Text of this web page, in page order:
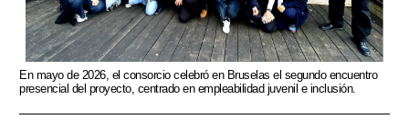
En mayo de 2026, el consorcio celebró en Bruselas el segundo encuentro
presencial del proyecto, centrado en empleabilidad juvenil e inclusión.